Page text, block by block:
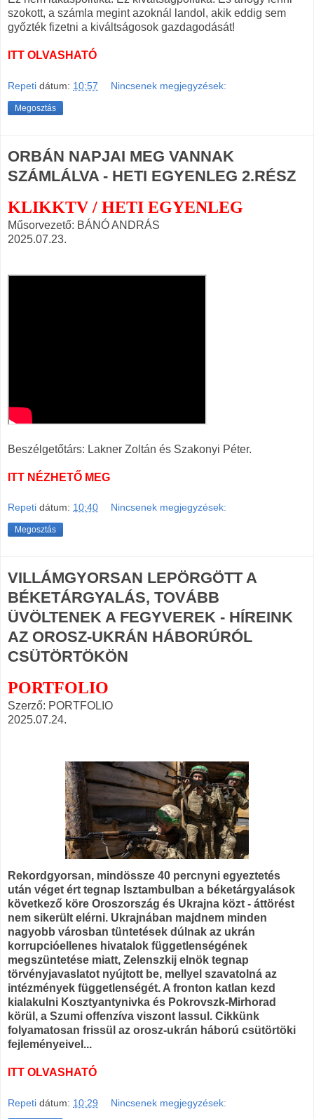
szokott, a számla megint azoknál landol, akik eddig sem
győzték fizetni a kiváltságosok gazdagodását!
ITT OLVASHATÓ
Repeti dátum: 10:57 Nincsenek megjegyzések:
Megosztás
ORBÁN NAPJAI MEG VANNAK
SZÁMLÁLVA - HETI EGYENLEG 2.RÉSZ
KLIKKTV / HETI EGYENLEG
Műsorvezető: BÁNÓ ANDRÁS
2025.07.23.
Beszélgetőtárs: Lakner Zoltán és Szakonyi Péter.
ITT NÉZHETŐ MEG
Repeti dátum: 10:40 Nincsenek megjegyzések:
Megosztás
VILLÁMGYORSAN LEPÖRGÖTT A
BÉKETÁRGYALÁS, TOVÁBB
ÜVÖLTENEK A FEGYVEREK - HÍREINK
AZ OROSZ-UKRÁN HÁBORÚRÓL
CSÜTÖRTÖKÖN
PORTFOLIO
Szerző: PORTFOLIO
2025.07.24.
Rekordgyorsan, mindössze 40 percnyni egyeztetés
után véget ért tegnap Isztambulban a béketárgyalások
következő köre Oroszország és Ukrajna közt - áttörést
nem sikerült elérni. Ukrajnában majdnem minden
nagyobb városban tüntetések dúlnak az ukrán
korrupcióellenes hivatalok függetlenségének
megszüntetése miatt, Zelenszkij elnök tegnap
törvényjavaslatot nyújtott be, mellyel szavatolná az
intézmények függetlenségét. A fronton katlan kezd
kialakulni Kosztyantynivka és Pokrovszk-Mirhorad
körül, a Szumi offenzíva viszont lassul. Cikkünk
folyamatosan frissül az orosz-ukrán háború csütörtöki
fejleményeivel...
ITT OLVASHATÓ
Repeti dátum: 10:29 Nincsenek megjegyzések: